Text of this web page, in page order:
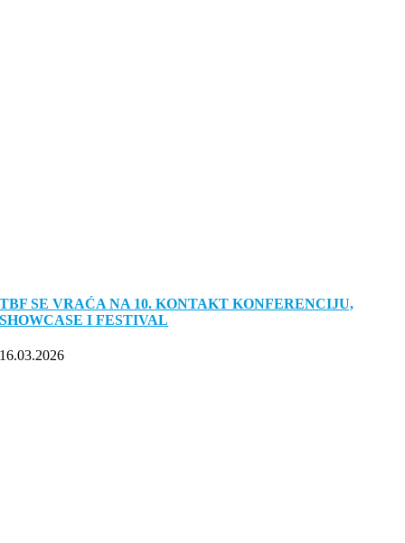
TBF SE VRAĆA NA 10. KONTAKT KONFERENCIJU,
SHOWCASE I FESTIVAL
16.03.2026